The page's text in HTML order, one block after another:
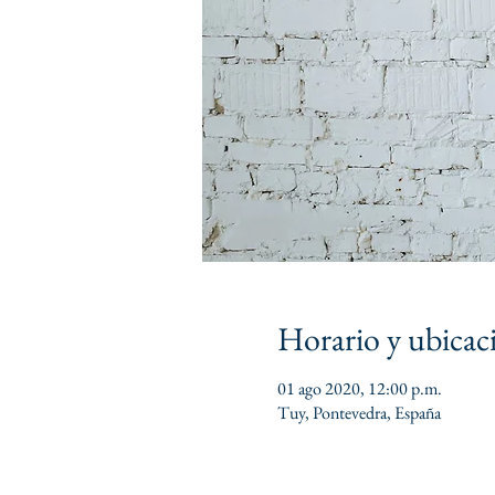
Horario y
01 ago 2020, 12:00 p.m.
Tuy, Pontevedra, España